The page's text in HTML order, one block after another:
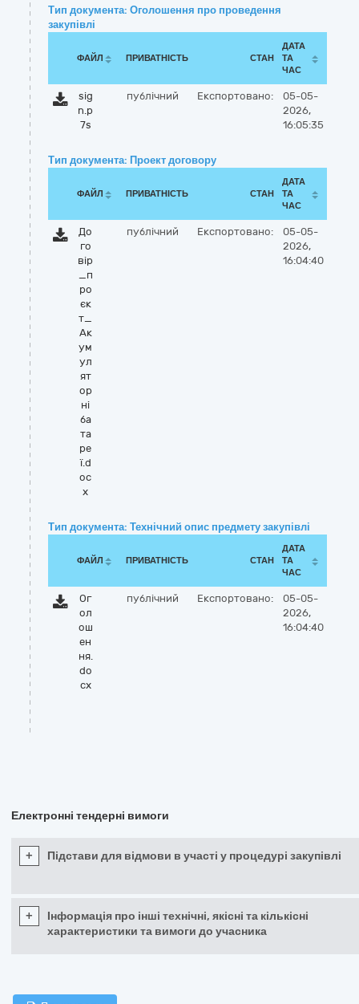
Тип документа: Оголошення про проведення
закупівлі
ФАЙЛ ПРИВАТНІСТЬ СТАН
ДАТА
ТА
ЧАС
sig
n.p
7s
публічний Експортовано:
05-05-
2026,
16:05:35
Тип документа: Проект договору
ФАЙЛ ПРИВАТНІСТЬ СТАН
ДАТА
ТА
ЧАС
До
го
вір
_п
ро
єк
т_
Ак
ум
ул
ят
ор
ні
ба
та
ре
ї.d
oc
x
публічний Експортовано:
05-05-
2026,
16:04:40
Тип документа: Технічний опис предмету закупівлі
ФАЙЛ ПРИВАТНІСТЬ СТАН
ДАТА
ТА
ЧАС
Ог
ол
ош
ен
ня.
do
cx
публічний Експортовано:
05-05-
2026,
16:04:40
Електронні тендерні вимоги
+ Підстави для відмови в участі у процедурі закупівлі
+
Інформація про інші технічні, якісні та кількісні
характеристики та вимоги до учасника